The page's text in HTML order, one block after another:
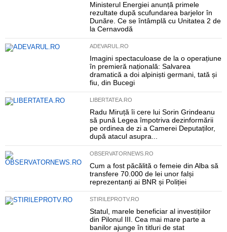
Ministerul Energiei anunță primele
rezultate după scufundarea barjelor în
Dunăre. Ce se întâmplă cu Unitatea 2 de
la Cernavodă
ADEVARUL.RO
Imagini spectaculoase de la o operațiune
în premieră națională: Salvarea
dramatică a doi alpiniști germani, tată și
fiu, din Bucegi
LIBERTATEA.RO
Radu Miruță îi cere lui Sorin Grindeanu
să pună Legea împotriva dezinformării
pe ordinea de zi a Camerei Deputaților,
după atacul asupra...
OBSERVATORNEWS.RO
Cum a fost păcălită o femeie din Alba să
transfere 70.000 de lei unor falși
reprezentanți ai BNR și Poliției
STIRILEPROTV.RO
Statul, marele beneficiar al investițiilor
din Pilonul III. Cea mai mare parte a
banilor ajunge în titluri de stat